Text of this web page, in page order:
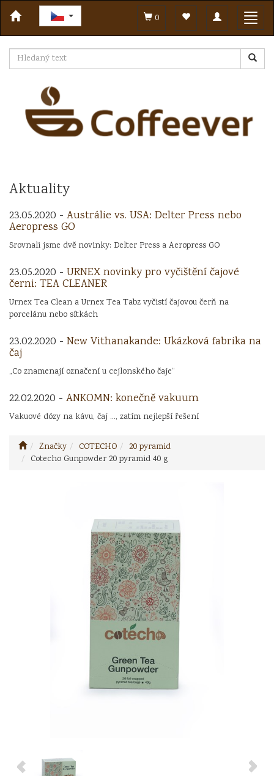
Toggle
navigation
0
Aktuality
23.05.2020 - Austrálie vs. USA: Delter Press nebo
Aeropress GO
Srovnali jsme dvě novinky: Delter Press a Aeropress GO
23.05.2020 - URNEX novinky pro vyčištění čajové
černi: TEA CLEANER
Urnex Tea Clean a Urnex Tea Tabz vyčistí čajovou čerň na
porcelánu nebo sítkách
23.02.2020 - New Vithanakande: Ukázková fabrika na
čaj
„Co znamenají označení u cejlonského čaje“
22.02.2020 - ANKOMN: konečně vakuum
Vakuové dózy na kávu, čaj ..., zatím nejlepší řešení
Značky COTECHO
20 pyramid
Cotecho Gunpowder 20 pyramid 40 g